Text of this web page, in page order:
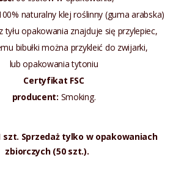
naturalny klej roślinny (guma arabska)
z tyłu opakowania znajduje się przylepiec,
bibułki można przykleić do zwijarki,
lub opakowania tytoniu
Certyfikat FSC
producent: Smoking.
szt. Sprzedaż tylko w opakowaniach
zbiorczych (50 szt.).